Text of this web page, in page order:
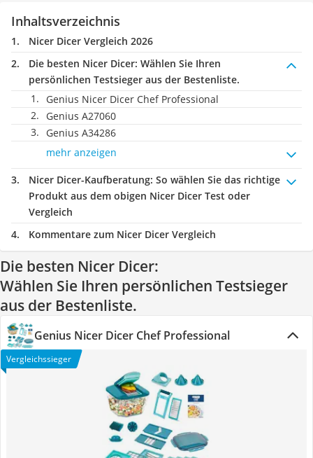
Inhaltsverzeichnis
Nicer Dicer Vergleich 2026
Die besten Nicer Dicer: Wählen Sie Ihren
persönlichen Testsieger aus der Bestenliste.
Genius Nicer Dicer Chef Professional
Genius A27060
Genius A34286
mehr anzeigen
Nicer Dicer-Kaufberatung: So wählen Sie das richtige
Produkt aus dem obigen Nicer Dicer Test oder
Vergleich
Kommentare zum Nicer Dicer Vergleich
Die besten Nicer Dicer:
Wählen Sie Ihren persönlichen Testsieger
aus der Bestenliste.
Genius Nicer Dicer Chef Professional
Vergleichssieger